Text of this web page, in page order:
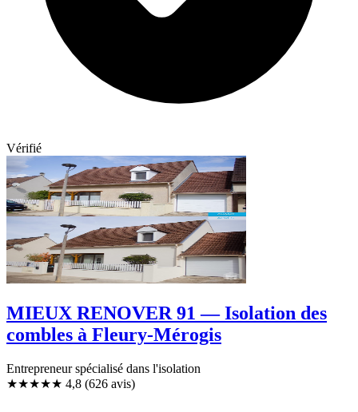
Vérifié
MIEUX RENOVER 91 — Isolation des
combles à Fleury-Mérogis
Entrepreneur spécialisé dans l'isolation
★★★★★ 4,8 (626 avis)